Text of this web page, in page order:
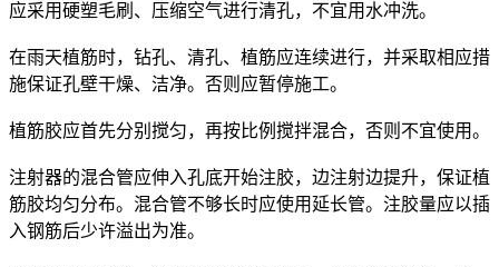
应采用硬塑毛刷、压缩空气进行清孔，不宜用水冲洗。
在雨天植筋时，钻孔、清孔、植筋应连续进行，并采取相应措
施保证孔壁干燥、洁净。否则应暂停施工。
植筋胶应首先分别搅匀，再按比例搅拌混合，否则不宜使用。
注射器的混合管应伸入孔底开始注胶，边注射边提升，保证植
筋胶均匀分布。混合管不够长时应使用延长管。注胶量应以插
入钢筋后少许溢出为准。